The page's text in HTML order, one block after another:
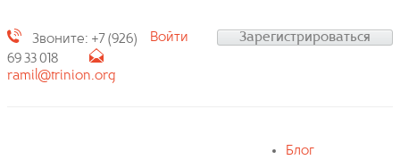
Звоните: +7 (926)
69 33 018
ramil@trinion.org
Войти Зарегистрироваться
Блог